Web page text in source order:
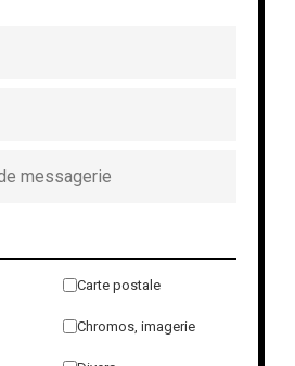
Carte postale
Chromos, imagerie